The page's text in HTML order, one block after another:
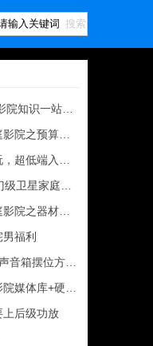
搜索
识一站式导航
之预算分配
家庭影院音响推荐
庭影院音箱推荐
之器材组成
福利
方案（图文教程）
放机+无人值守下载机
上后级功放